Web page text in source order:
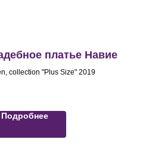
платье Навие
collection "Plus Size" 2019
Подробнее